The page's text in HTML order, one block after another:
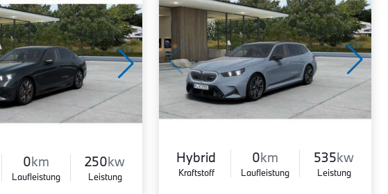
0km
Laufleistung
250kw
Leistung
Hybrid
Kraftstoff
0km
Laufleistung
535kw
Leistung